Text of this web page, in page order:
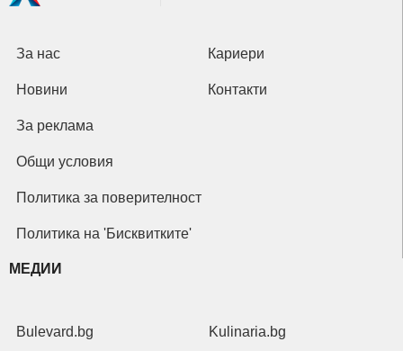
За нас Кариери
Новини Контакти
За реклама
Общи условия
Политика за поверителност
Политика на 'Бисквитките'
МЕДИИ
Bulevard.bg Kulinaria.bg